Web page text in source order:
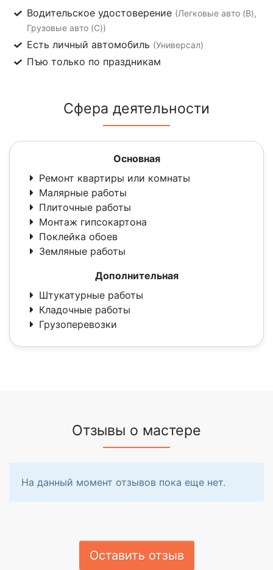
Водительское удостоверение (Легковые авто (B),
Грузовые авто (C))
Есть личный автомобиль (Универсал)
Пъю только по праздникам
Сфера деятельности
Основная
Ремонт квартиры или комнаты
Малярные работы
Плиточные работы
Монтаж гипсокартона
Поклейка обоев
Земляные работы
Дополнительная
Штукатурные работы
Кладочные работы
Грузоперевозки
Отзывы о мастере
На данный момент отзывов пока еще нет.
Оставить отзыв